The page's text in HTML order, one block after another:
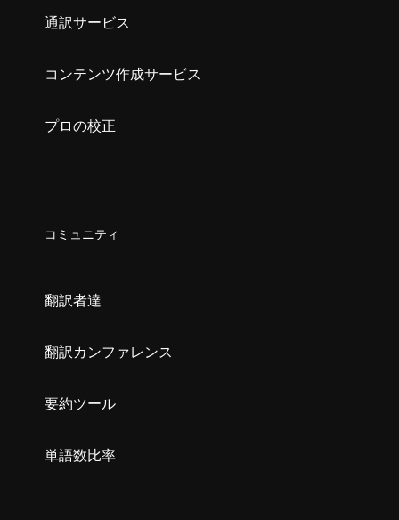
通訳サービス
コンテンツ作成サービス
プロの校正
コミュニティ
翻訳者達
翻訳カンファレンス
要約ツール
単語数比率